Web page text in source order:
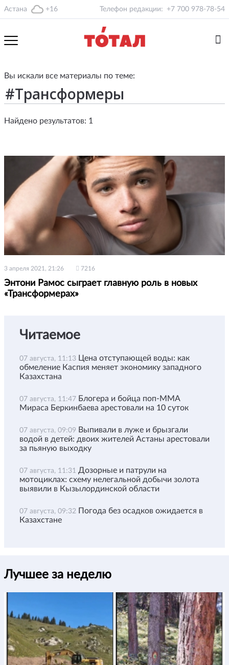
Астана +16 Телефон редакции: +7 700 978-78-54
Вы искали все материалы по теме:
Найдено результатов: 1
3 апреля 2021, 21:26 7216
Энтони Рамос сыграет главную роль в новых
«Трансформерах»
Читаемое
07 августа, 11:13 Цена отступающей воды: как
обмеление Каспия меняет экономику западного
Казахстана
07 августа, 11:47 Блогера и бойца поп-ММА
Мираса Беркинбаева арестовали на 10 суток
07 августа, 09:09 Выпивали в луже и брызгали
водой в детей: двоих жителей Астаны арестовали
за пьяную выходку
07 августа, 11:31 Дозорные и патрули на
мотоциклах: схему нелегальной добычи золота
выявили в Кызылординской области
07 августа, 09:32 Погода без осадков ожидается в
Казахстане
Лучшее за неделю